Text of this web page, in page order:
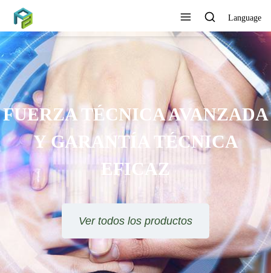
Language
SE OFRECE ORIENTACIÓN
TÉCNICA Y SOLUCIÓN DE
PROYECTOS
Ver todos los productos